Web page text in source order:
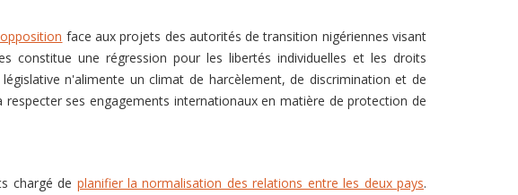
face aux projets des autorités de transition nigériennes visant
constitue une régression pour les libertés individuelles et les droits
n'alimente un climat de harcèlement, de discrimination et de
ses engagements internationaux en matière de protection de
chargé de planifier la normalisation des relations entre les deux pays.